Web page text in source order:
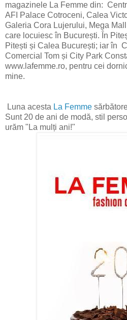
magazinele La Femme din:
AFI Palace Cotroceni, Calea
Galeria Cora Lujerului, Mega
care locuiesc în București. În
Pitești și Calea București; iar în
Comercial Tom și City Park
www.lafemme.ro, pentru cei
mine.
Luna acesta La Femme
Sunt 20 de ani de modă, stil
urăm "La mulți ani!"